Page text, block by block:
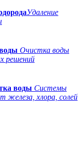
Удаление
Очистка воды
решений
воды Системы
железа, хлора, солей